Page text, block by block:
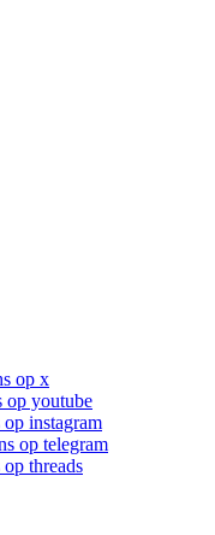
op x
op youtube
instagram
op telegram
threads